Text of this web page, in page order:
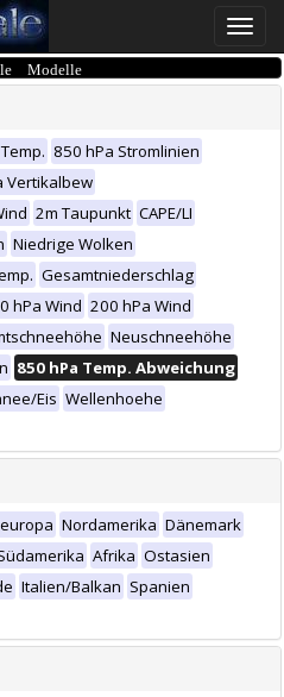
Toggle
Modelle
850 hPa Stromlinien
Vertikalbew
2m Taupunkt CAPE/LI
Niedrige Wolken
Gesamtniederschlag
hPa Wind 200 hPa Wind
Neuschneehöhe
850 hPa Temp. Abweichung
Eis Wellenhoehe
Nordamerika Dänemark
Afrika Ostasien
Italien/Balkan Spanien